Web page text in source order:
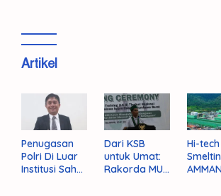
Artikel
Penugasan
Polri Di Luar
Institusi Sah
Dari KSB
untuk Umat:
Rakorda MUI
Hi-tech